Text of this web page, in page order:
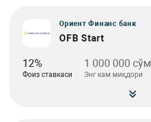
Ориент Финанс банк
OFB Start
12%
Фоиз ставкаси
1 000 000 сўм
Энг кам миқдори